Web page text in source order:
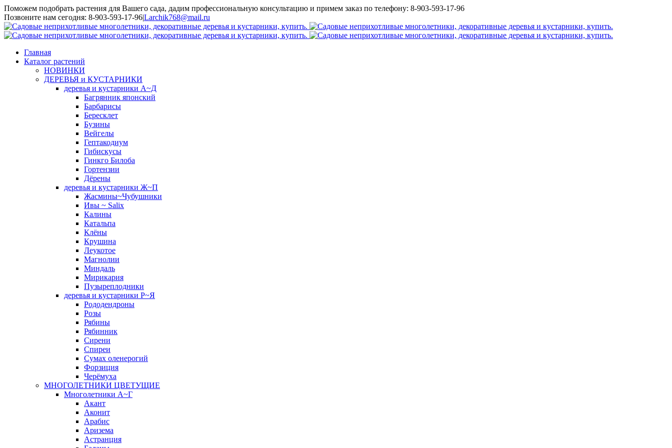
Поможем подобрать растения для Вашего сада, дадим профессиональную консультацию и примем заказ по телефону: 8-903-593-17-96
Toggle
SlidingBar
Area
Позвоните нам сегодня: 8-903-593-17-96|Larchik768@mail.ru
Главная
Каталог растений
НОВИНКИ
ДЕРЕВЬЯ и КУСТАРНИКИ
деревья и кустарники А~Д
Багрянник японский
Барбарисы
Бересклет
Бузины
Вейгелы
Гептакодиум
Гибискусы
Гинкго Билоба
Гортензии
Дёрены
деревья и кустарники Ж~П
Жасмины~Чубушники
Ивы ~ Salix
Калины
Катальпа
Клёны
Крушина
Леукотое
Магнолии
Миндаль
Мирикария
Пузыреплодники
деревья и кустарники Р~Я
Рододендроны
Розы
Рябины
Рябинник
Сирени
Спиреи
Сумах оленерогий
Форзиция
Черёмуха
МНОГОЛЕТНИКИ ЦВЕТУЩИЕ
Многолетники А~Г
Акант
Аконит
Арабис
Аризема
Астранция